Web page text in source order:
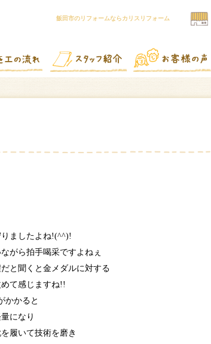
飯田市のリフォームならカリスリフォーム
ましたよね!(^^)!
がら拍手喝采ですよねぇ
と聞くと金メダルに対する
て感じますね!!
かかると
になり
履いて技術を磨き